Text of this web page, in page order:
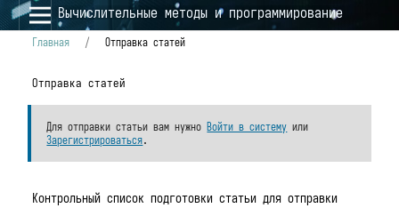
Вычислительные методы и программирование
Главная / Отправка статей
Отправка статей
Для отправки статьи вам нужно Войти в систему или
Зарегистрироваться.
Контрольный список подготовки статьи для отправки